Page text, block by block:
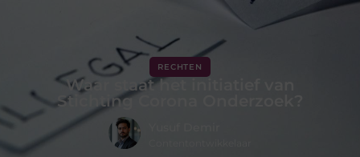
RECHTEN
Waar staat het initiatief van
Stichting Corona Onderzoek?